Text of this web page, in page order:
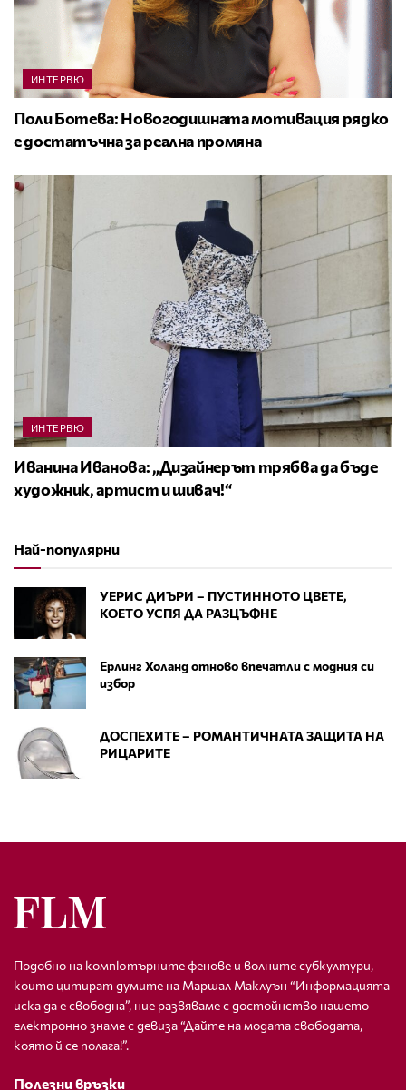
ИНТЕРВЮ
Поли Ботева: Новогодишната мотивация рядко
е достатъчна за реална промяна
ИНТЕРВЮ
Иванина Иванова: „Дизайнерът трябва да бъде
художник, артист и шивач!“
Най-популярни
УЕРИС ДИЪРИ – ПУСТИННОТО ЦВЕТЕ,
КОЕТО УСПЯ ДА РАЗЦЪФНЕ
Ерлинг Холанд отново впечатли с модния си
избор
ДОСПЕХИТЕ – РОМАНТИЧНАТА ЗАЩИТА НА
РИЦАРИТЕ
Подобно на компютърните фенове и волните субкултури,
които цитират думите на Маршал Маклуън “Информацията
иска да е свободна”, ние развяваме с достойнство нашето
електронно знаме с девиза “Дайте на модата свободата,
която й се полага!”.
Полезни връзки